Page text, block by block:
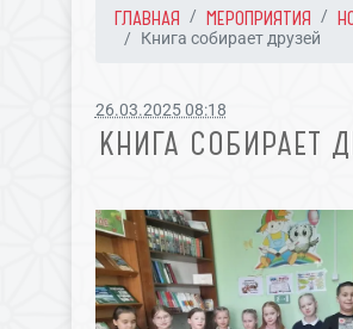
ГЛАВНАЯ МЕРОПРИЯТИЯ
Книга собирает друзей
26.03.2025 08:18
КНИГА СОБИРАЕТ